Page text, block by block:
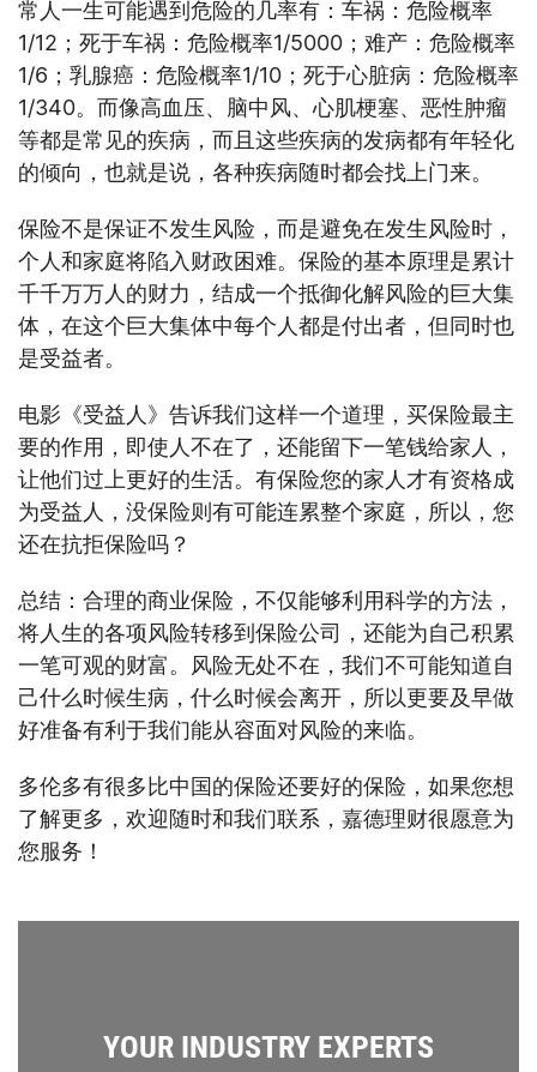
常人一生可能遇到危险的几率有：车祸：危险概率
1/12；死于车祸：危险概率1/5000；难产：危险概率
1/6；乳腺癌：危险概率1/10；死于心脏病：危险概率
1/340。而像高血压、脑中风、心肌梗塞、恶性肿瘤
等都是常见的疾病，而且这些疾病的发病都有年轻化
的倾向，也就是说，各种疾病随时都会找上门来。
保险不是保证不发生风险，而是避免在发生风险时，
个人和家庭将陷入财政困难。保险的基本原理是累计
千千万万人的财力，结成一个抵御化解风险的巨大集
体，在这个巨大集体中每个人都是付出者，但同时也
是受益者。
电影《受益人》告诉我们这样一个道理，买保险最主
要的作用，即使人不在了，还能留下一笔钱给家人，
让他们过上更好的生活。有保险您的家人才有资格成
为受益人，没保险则有可能连累整个家庭，所以，您
还在抗拒保险吗？
总结：合理的商业保险，不仅能够利用科学的方法，
将人生的各项风险转移到保险公司，还能为自己积累
一笔可观的财富。风险无处不在，我们不可能知道自
己什么时候生病，什么时候会离开，所以更要及早做
好准备有利于我们能从容面对风险的来临。
多伦多有很多比中国的保险还要好的保险，如果您想
了解更多，欢迎随时和我们联系，嘉德理财很愿意为
您服务！
YOUR INDUSTRY EXPERTS